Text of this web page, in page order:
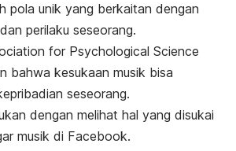
pola unik yang berkaitan dengan
perilaku seseorang.
for Psychological Science
bahwa kesukaan musik bisa
seseorang.
dengan melihat hal yang disukai
musik di Facebook.